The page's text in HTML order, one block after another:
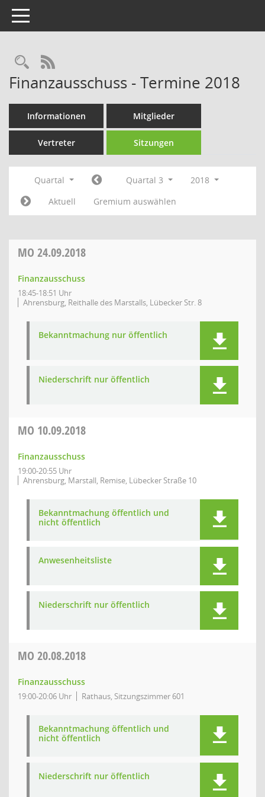
Toggle navigation
Rechercheauswahl
RSS-Feed
Finanzausschuss - Termine 2018
Informationen Mitglieder
Vertreter Sitzungen
Quartal Quartal 3
2018
Aktuell
Gremium auswählen
MO 24.09.2018
Finanzausschuss
18:45-18:51 Uhr
Ahrensburg, Reithalle des Marstalls, Lübecker Str. 8
Bekanntmachung nur öffentlich
Niederschrift nur öffentlich
MO 10.09.2018
Finanzausschuss
19:00-20:55 Uhr
Ahrensburg, Marstall, Remise, Lübecker Straße 10
Bekanntmachung öffentlich und
nicht öffentlich
Anwesenheitsliste
Niederschrift nur öffentlich
MO 20.08.2018
Finanzausschuss
19:00-20:06 Uhr Rathaus, Sitzungszimmer 601
Bekanntmachung öffentlich und
nicht öffentlich
Niederschrift nur öffentlich